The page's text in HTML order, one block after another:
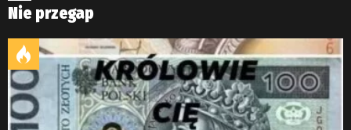
Nie przegap